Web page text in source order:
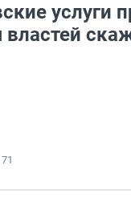
услуги
71